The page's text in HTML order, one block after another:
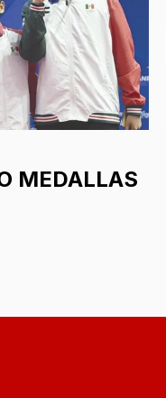
MEDALLAS